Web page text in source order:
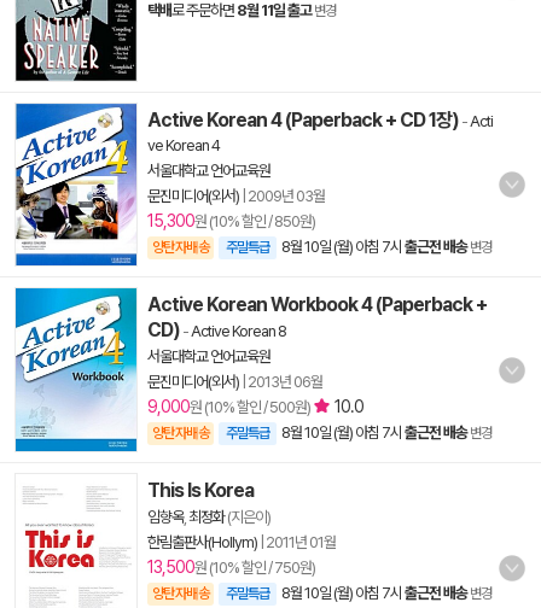
택배로 주문하면 8월 11일 출고 변경
Active Korean 4 (Paperback + CD 1장) -Acti
ve Korean 4
서울대학교 언어교육원
문진미디어(외서) 2009년 03월
15,300원 (10% 할인 / 850원)
양탄자배송 주말특급 8월 10일 (월) 아침 7시 출근전 배송 변경
Active Korean Workbook 4 (Paperback +
CD) -Active Korean 8
서울대학교 언어교육원
문진미디어(외서) 2013년 06월
9,000원 (10% 할인 / 500원) 10.0
양탄자배송 주말특급 8월 10일 (월) 아침 7시 출근전 배송 변경
This Is Korea
임향옥, 최정화(지은이)
한림출판사(Hollym) 2011년 01월
13,500원 (10% 할인 / 750원)
양탄자배송 주말특급 8월 10일 (월) 아침 7시 출근전 배송 변경